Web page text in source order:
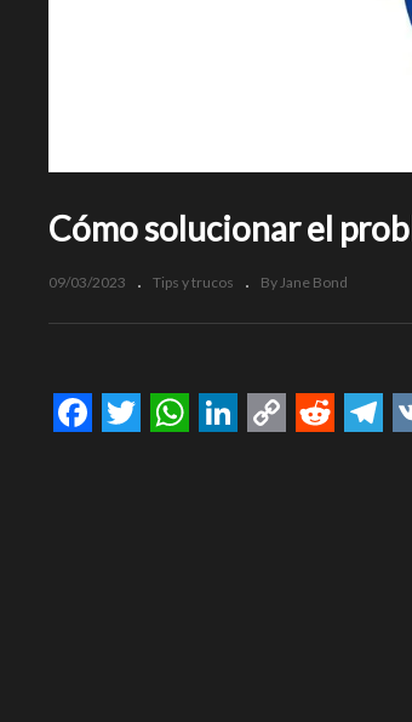
Cómo solucionar el
09/03/2023 Tips y trucos By Jane Bond